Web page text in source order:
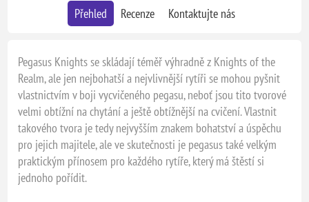
Přehled Recenze Kontaktujte nás
Pegasus Knights se skládají téměř výhradně z Knights of the
Realm, ale jen nejbohatší a nejvlivnější rytíři se mohou pyšnit
vlastnictvím v boji vycvičeného pegasu, neboť jsou tito tvorové
velmi obtížní na chytání a ještě obtížnější na cvičení. Vlastnit
takového tvora je tedy nejvyšším znakem bohatství a úspěchu
pro jejich majitele, ale ve skutečnosti je pegasus také velkým
praktickým přínosem pro každého rytíře, který má štěstí si
jednoho pořídit.